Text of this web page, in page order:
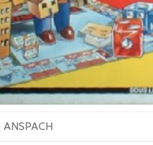
ANSPACH